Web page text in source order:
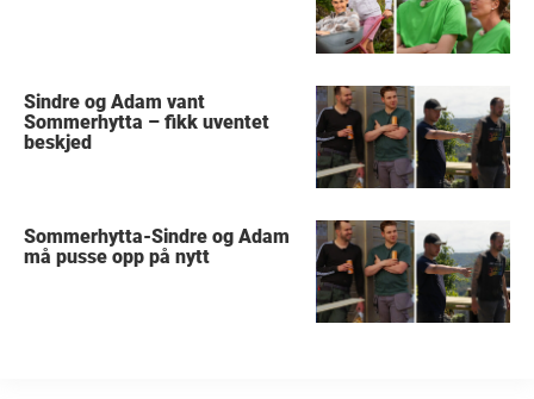
Sindre og Adam vant
Sommerhytta – fikk uventet
beskjed
Sommerhytta-Sindre og Adam
må pusse opp på nytt